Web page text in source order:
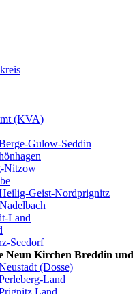
(KVA)
Gulow-Seddin
Nitzow
Geist-Nordprignitz
Land
Seedorf
Neun Kirchen Breddin
(Dosse)
Land
Land